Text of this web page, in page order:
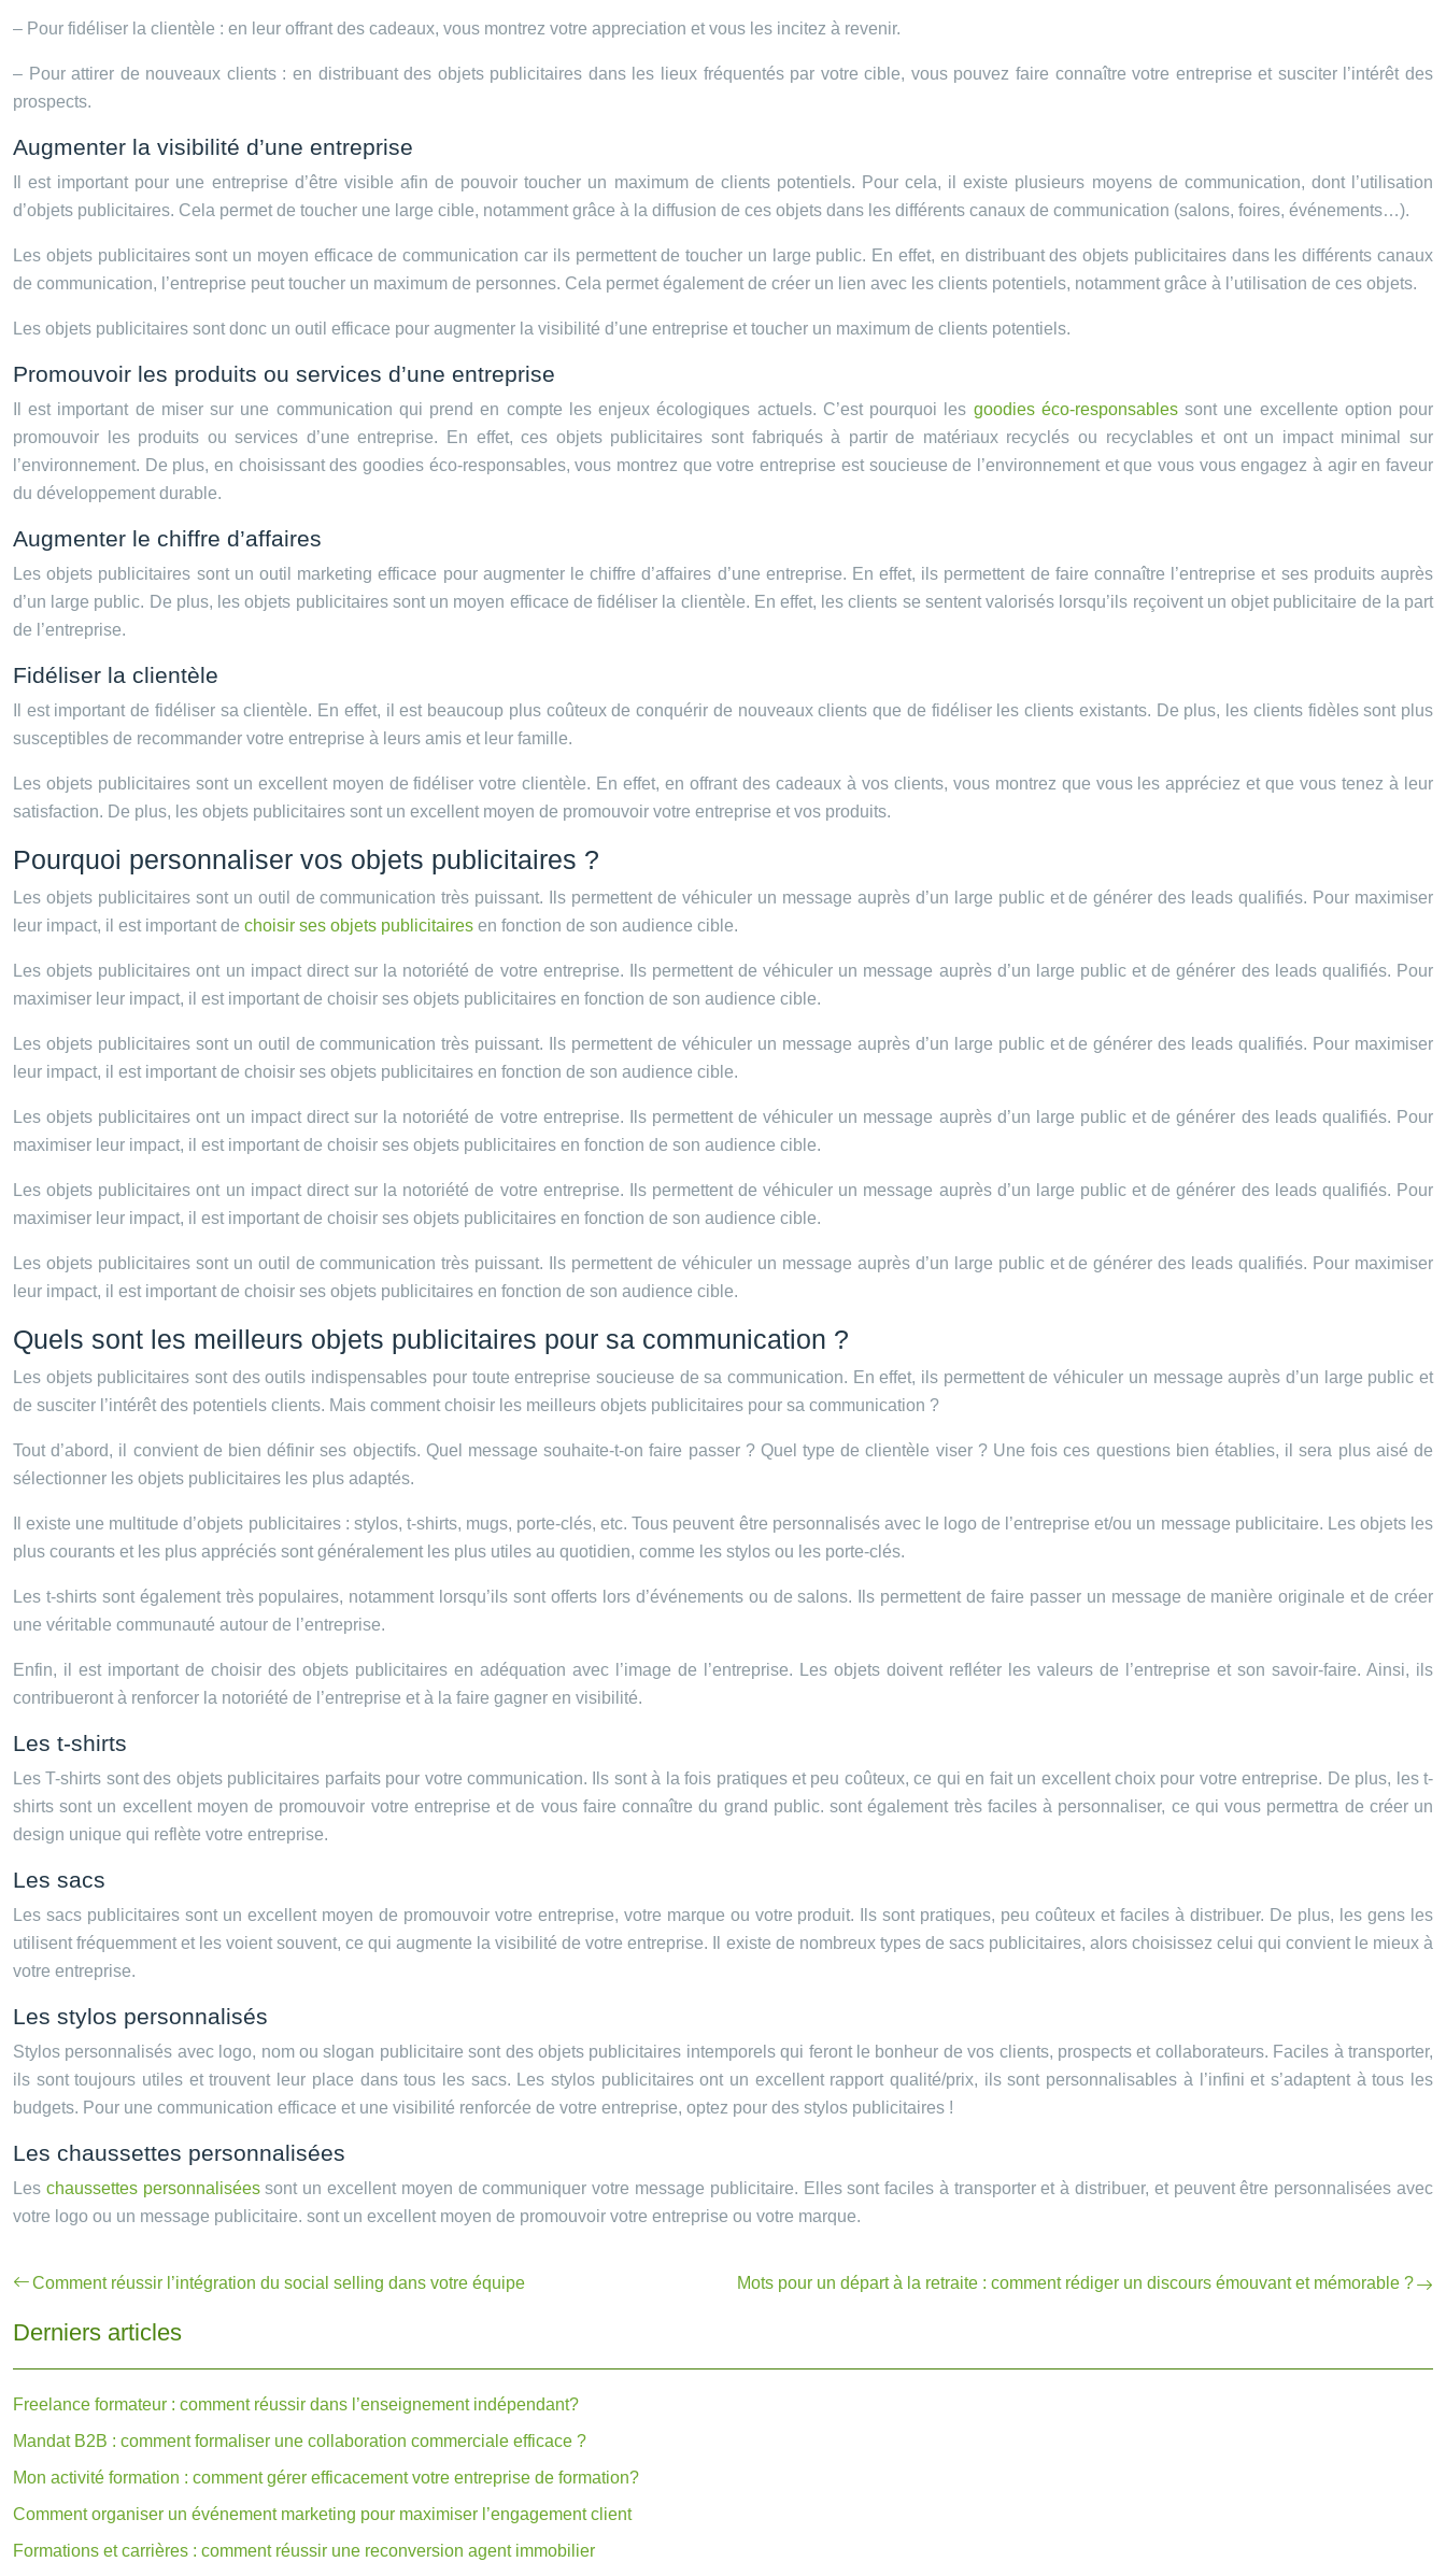
– Pour fidéliser la clientèle : en leur offrant des cadeaux, vous montrez votre appreciation et vous les incitez à revenir.
– Pour attirer de nouveaux clients : en distribuant des objets publicitaires dans les lieux fréquentés par votre cible, vous pouvez faire connaître votre entreprise et susciter l’intérêt des
prospects.
Augmenter la visibilité d’une entreprise
Il est important pour une entreprise d’être visible afin de pouvoir toucher un maximum de clients potentiels. Pour cela, il existe plusieurs moyens de communication, dont l’utilisation
d’objets publicitaires. Cela permet de toucher une large cible, notamment grâce à la diffusion de ces objets dans les différents canaux de communication (salons, foires, événements…).
Les objets publicitaires sont un moyen efficace de communication car ils permettent de toucher un large public. En effet, en distribuant des objets publicitaires dans les différents canaux
de communication, l’entreprise peut toucher un maximum de personnes. Cela permet également de créer un lien avec les clients potentiels, notamment grâce à l’utilisation de ces objets.
Les objets publicitaires sont donc un outil efficace pour augmenter la visibilité d’une entreprise et toucher un maximum de clients potentiels.
Promouvoir les produits ou services d’une entreprise
Il est important de miser sur une communication qui prend en compte les enjeux écologiques actuels. C’est pourquoi les goodies éco-responsablessont une excellente option pour
promouvoir les produits ou services d’une entreprise. En effet, ces objets publicitaires sont fabriqués à partir de matériaux recyclés ou recyclables et ont un impact minimal sur
l’environnement. De plus, en choisissant des goodies éco-responsables, vous montrez que votre entreprise est soucieuse de l’environnement et que vous vous engagez à agir en faveur
du développement durable.
Augmenter le chiffre d’affaires
Les objets publicitaires sont un outil marketing efficace pour augmenter le chiffre d’affaires d’une entreprise. En effet, ils permettent de faire connaître l’entreprise et ses produits auprès
d’un large public. De plus, les objets publicitaires sont un moyen efficace de fidéliser la clientèle. En effet, les clients se sentent valorisés lorsqu’ils reçoivent un objet publicitaire de la part
de l’entreprise.
Fidéliser la clientèle
Il est important de fidéliser sa clientèle. En effet, il est beaucoup plus coûteux de conquérir de nouveaux clients que de fidéliser les clients existants. De plus, les clients fidèles sont plus
susceptibles de recommander votre entreprise à leurs amis et leur famille.
Les objets publicitaires sont un excellent moyen de fidéliser votre clientèle. En effet, en offrant des cadeaux à vos clients, vous montrez que vous les appréciez et que vous tenez à leur
satisfaction. De plus, les objets publicitaires sont un excellent moyen de promouvoir votre entreprise et vos produits.
Pourquoi personnaliser vos objets publicitaires ?
Les objets publicitaires sont un outil de communication très puissant. Ils permettent de véhiculer un message auprès d’un large public et de générer des leads qualifiés. Pour maximiser
leur impact, il est important de choisir ses objets publicitaires en fonction de son audience cible.
Les objets publicitaires ont un impact direct sur la notoriété de votre entreprise. Ils permettent de véhiculer un message auprès d’un large public et de générer des leads qualifiés. Pour
maximiser leur impact, il est important de choisir ses objets publicitaires en fonction de son audience cible.
Les objets publicitaires sont un outil de communication très puissant. Ils permettent de véhiculer un message auprès d’un large public et de générer des leads qualifiés. Pour maximiser
leur impact, il est important de choisir ses objets publicitaires en fonction de son audience cible.
Les objets publicitaires ont un impact direct sur la notoriété de votre entreprise. Ils permettent de véhiculer un message auprès d’un large public et de générer des leads qualifiés. Pour
maximiser leur impact, il est important de choisir ses objets publicitaires en fonction de son audience cible.
Les objets publicitaires ont un impact direct sur la notoriété de votre entreprise. Ils permettent de véhiculer un message auprès d’un large public et de générer des leads qualifiés. Pour
maximiser leur impact, il est important de choisir ses objets publicitaires en fonction de son audience cible.
Les objets publicitaires sont un outil de communication très puissant. Ils permettent de véhiculer un message auprès d’un large public et de générer des leads qualifiés. Pour maximiser
leur impact, il est important de choisir ses objets publicitaires en fonction de son audience cible.
Quels sont les meilleurs objets publicitaires pour sa communication ?
Les objets publicitaires sont des outils indispensables pour toute entreprise soucieuse de sa communication. En effet, ils permettent de véhiculer un message auprès d’un large public et
de susciter l’intérêt des potentiels clients. Mais comment choisir les meilleurs objets publicitaires pour sa communication ?
Tout d’abord, il convient de bien définir ses objectifs. Quel message souhaite-t-on faire passer ? Quel type de clientèle viser ? Une fois ces questions bien établies, il sera plus aisé de
sélectionner les objets publicitaires les plus adaptés.
Il existe une multitude d’objets publicitaires : stylos, t-shirts, mugs, porte-clés, etc. Tous peuvent être personnalisés avec le logo de l’entreprise et/ou un message publicitaire. Les objets les
plus courants et les plus appréciés sont généralement les plus utiles au quotidien, comme les stylos ou les porte-clés.
Les t-shirts sont également très populaires, notamment lorsqu’ils sont offerts lors d’événements ou de salons. Ils permettent de faire passer un message de manière originale et de créer
une véritable communauté autour de l’entreprise.
Enfin, il est important de choisir des objets publicitaires en adéquation avec l’image de l’entreprise. Les objets doivent refléter les valeurs de l’entreprise et son savoir-faire. Ainsi, ils
contribueront à renforcer la notoriété de l’entreprise et à la faire gagner en visibilité.
Les t-shirts
Les T-shirts sont des objets publicitaires parfaits pour votre communication. Ils sont à la fois pratiques et peu coûteux, ce qui en fait un excellent choix pour votre entreprise. De plus, les t-
shirts sont un excellent moyen de promouvoir votre entreprise et de vous faire connaître du grand public. sont également très faciles à personnaliser, ce qui vous permettra de créer un
design unique qui reflète votre entreprise.
Les sacs
Les sacs publicitaires sont un excellent moyen de promouvoir votre entreprise, votre marque ou votre produit. Ils sont pratiques, peu coûteux et faciles à distribuer. De plus, les gens les
utilisent fréquemment et les voient souvent, ce qui augmente la visibilité de votre entreprise. Il existe de nombreux types de sacs publicitaires, alors choisissez celui qui convient le mieux à
votre entreprise.
Les stylos personnalisés
Stylos personnalisés avec logo, nom ou slogan publicitaire sont des objets publicitaires intemporels qui feront le bonheur de vos clients, prospects et collaborateurs. Faciles à transporter,
ils sont toujours utiles et trouvent leur place dans tous les sacs. Les stylos publicitaires ont un excellent rapport qualité/prix, ils sont personnalisables à l’infini et s’adaptent à tous les
budgets. Pour une communication efficace et une visibilité renforcée de votre entreprise, optez pour des stylos publicitaires !
Les chaussettes personnalisées
Les chaussettes personnaliséessont un excellent moyen de communiquer votre message publicitaire. Elles sont faciles à transporter et à distribuer, et peuvent être personnalisées avec
votre logo ou un message publicitaire. sont un excellent moyen de promouvoir votre entreprise ou votre marque.
Comment réussir l’intégration du social selling dans votre équipe Mots pour un départ à la retraite : comment rédiger un discours émouvant et mémorable ?
Derniers articles
Freelance formateur : comment réussir dans l’enseignement indépendant?
Mandat B2B : comment formaliser une collaboration commerciale efficace ?
Mon activité formation : comment gérer efficacement votre entreprise de formation?
Comment organiser un événement marketing pour maximiser l’engagement client
Formations et carrières : comment réussir une reconversion agent immobilier